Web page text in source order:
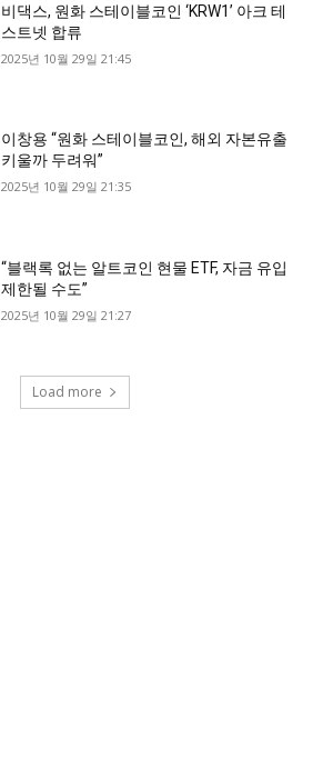
비댁스, 원화 스테이블코인 ‘KRW1’ 아크 테
스트넷 합류
2025년 10월 29일 21:45
이창용 “원화 스테이블코인, 해외 자본유출
키울까 두려워”
2025년 10월 29일 21:35
“블랙록 없는 알트코인 현물 ETF, 자금 유입
제한될 수도”
2025년 10월 29일 21:27
Load more